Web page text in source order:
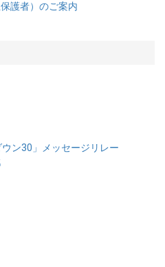
護者）のご案内
ン30」メッセージリレー